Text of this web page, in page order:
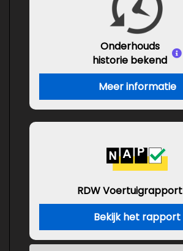
Onderhouds
historie bekend
Meer informatie
RDW Voertuigrapport
Bekijk het rapport